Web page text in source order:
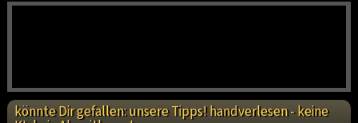
könnte Dir gefallen: unsere Tipps! handverlesen - keine